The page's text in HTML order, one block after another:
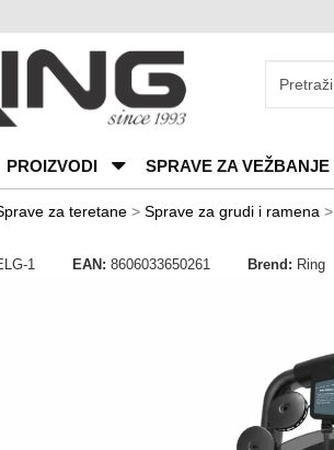
PROIZVODI SPRAVE ZA VEŽBANJE
za teretane > Sprave za grudi i ramena >
1 EAN: 8606033650261 Brend: Ring